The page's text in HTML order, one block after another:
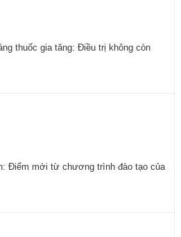
thuốc gia tăng: Điều trị không còn
Điểm mới từ chương trình đào tạo của